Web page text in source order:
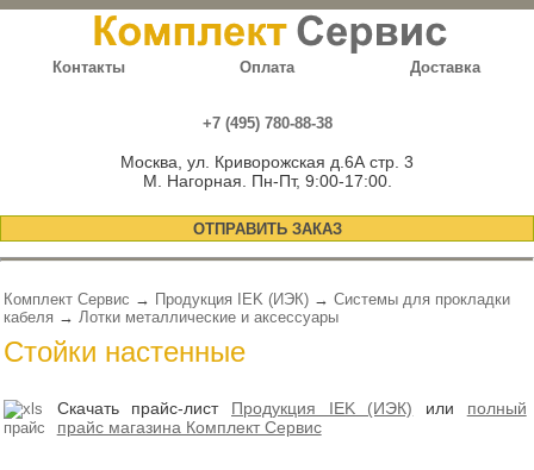
Контакты Оплата Доставка
+7 (495) 780-88-38
Москва, ул. Криворожская д.6А стр. 3
М. Нагорная. Пн-Пт, 9:00-17:00.
ОТПРАВИТЬ ЗАКАЗ
Комплект Сервис → Продукция IEK (ИЭК)→ Системы для прокладки
кабеля → Лотки металлические и аксессуары
Стойки настенные
Скачать прайс-лист Продукция IEK (ИЭК) или полный
прайс магазина Комплект Сервис